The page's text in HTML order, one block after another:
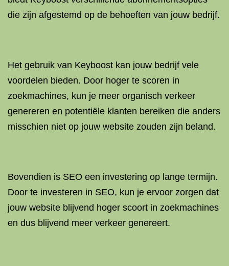
die zijn afgestemd op de behoeften van jouw bedrijf.
Het gebruik van Keyboost kan jouw bedrijf vele
voordelen bieden. Door hoger te scoren in
zoekmachines, kun je meer organisch verkeer
genereren en potentiële klanten bereiken die anders
misschien niet op jouw website zouden zijn beland.
Bovendien is SEO een investering op lange termijn.
Door te investeren in SEO, kun je ervoor zorgen dat
jouw website blijvend hoger scoort in zoekmachines
en dus blijvend meer verkeer genereert.